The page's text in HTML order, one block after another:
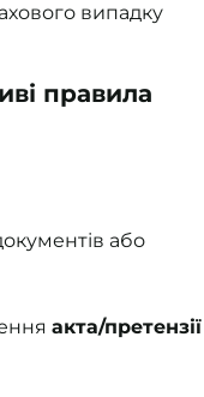
випадку
правила
або
акта/претензії